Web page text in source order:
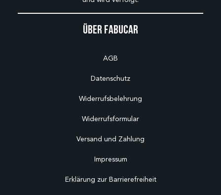
Über Fabucar
AGB
Datenschutz
Widerrufsbelehrung
Widerrufsformular
Versand und Zahlung
Impressum
Erklärung zur Barrierefreiheit